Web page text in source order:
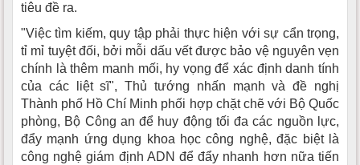
tiêu đề ra.
"Việc tìm kiếm, quy tập phải thực hiện với sự cẩn trọng,
tỉ mỉ tuyệt đối, bởi mỗi dấu vết được bảo vệ nguyên vẹn
chính là thêm manh mối, hy vọng để xác định danh tính
của các liệt sĩ", Thủ tướng nhấn mạnh và đề nghị
Thành phố Hồ Chí Minh phối hợp chặt chẽ với Bộ Quốc
phòng, Bộ Công an để huy động tối đa các nguồn lực,
đẩy mạnh ứng dụng khoa học công nghệ, đặc biệt là
công nghệ giám định ADN để đẩy nhanh hơn nữa tiến